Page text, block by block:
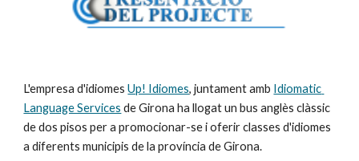
L'empresa d'idiomes Up! Idiomes, juntament amb Idiomatic
Language Services de Girona ha llogat un bus anglès clàssic
de dos pisos per a promocionar-se i oferir classes d'idiomes
a diferents municipis de la província de Girona.